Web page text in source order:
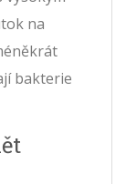
na
bakterie